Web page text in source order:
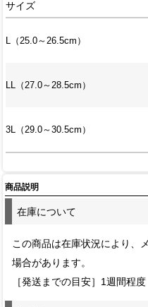
サイズ
L（25.0～26.5cm）
LL（27.0～28.5cm）
3L（29.0～30.5cm）
商品説明
在庫について
この商品は在庫状況により、
場合があります。
［発送までの目安］1週間程度